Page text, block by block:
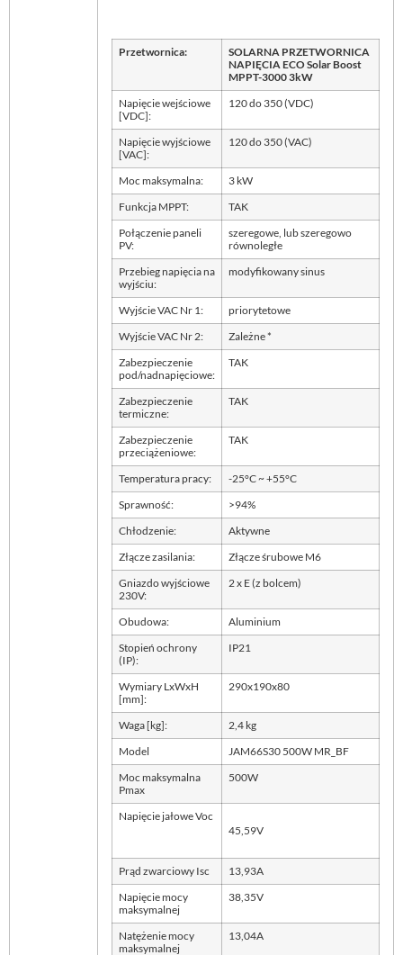
Przetwornica:
SOLARNA PRZETWORNICA
NAPIĘCIA ECO Solar Boost
MPPT-30003kW
Napięcie wejściowe
[VDC]:
120 do 350 (VDC)
Napięcie wyjściowe
[VAC]:
120 do 350 (VAC)
Moc maksymalna: 3 kW
Funkcja MPPT: TAK
Połączenie paneli
PV:
szeregowe, lub szeregowo
równoległe
Przebieg napięcia na
wyjściu:
modyfikowany sinus
Wyjście VAC Nr 1: priorytetowe
Wyjście VAC Nr 2: Zależne *
Zabezpieczenie
pod/nadnapięciowe:
TAK
Zabezpieczenie
termiczne:
TAK
Zabezpieczenie
przeciążeniowe:
TAK
Temperatura pracy: -25°C ~ +55°C
Sprawność: >94%
Chłodzenie: Aktywne
Złącze zasilania: Złącze śrubowe M6
Gniazdo wyjściowe
230V:
2 x E (z bolcem)
Obudowa: Aluminium
Stopień ochrony
(IP):
IP21
Wymiary LxWxH
[mm]:
290x190x80
Waga [kg]: 2,4 kg
Model JAM66S30 500W MR_BF
Moc maksymalna
Pmax
500W
Napięcie jałowe Voc
45,59V
Prąd zwarciowy Isc 13,93A
Napięcie mocy
maksymalnej
38,35V
Natężenie mocy
maksymalnej
13,04A